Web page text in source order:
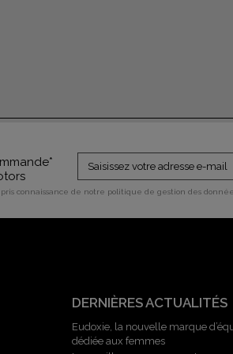
connaissance de notre politique de gestion des
DERNIÈRES ACTUALITÉS
Eudoxie, la nouvelle marque
dédiée aux femmes